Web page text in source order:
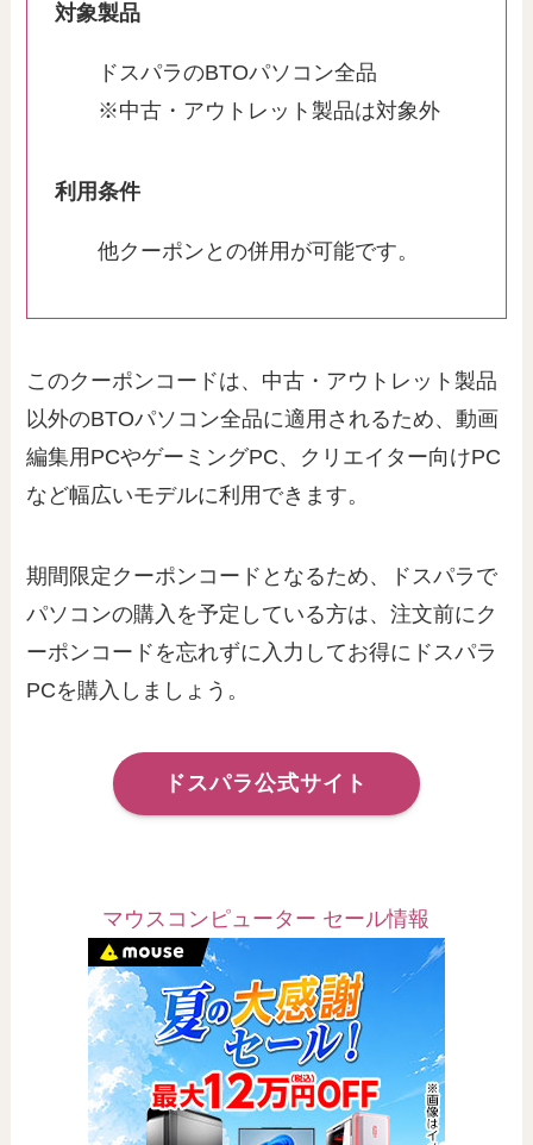
対象製品
ドスパラのBTOパソコン全品
※中古・アウトレット製品は対象外
利用条件
他クーポンとの併用が可能です。
このクーポンコードは、中古・アウトレット製品
以外のBTOパソコン全品に適用されるため、動画
編集用PCやゲーミングPC、クリエイター向けPC
など幅広いモデルに利用できます。
期間限定クーポンコードとなるため、ドスパラで
パソコンの購入を予定している方は、注文前にク
ーポンコードを忘れずに入力してお得にドスパラ
PCを購入しましょう。
ドスパラ公式サイト
マウスコンピューター セール情報